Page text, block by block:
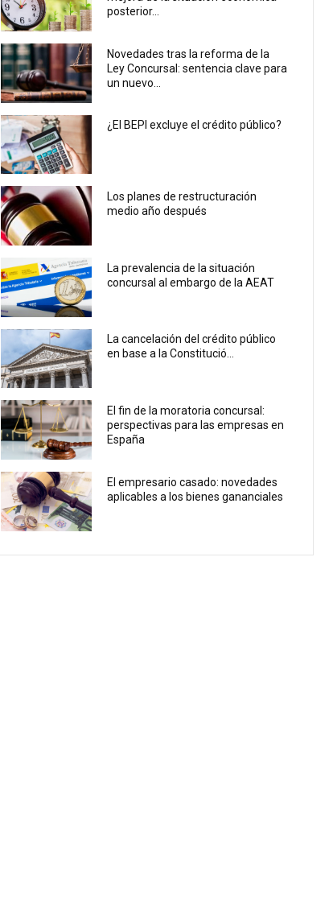
posterior...
Novedades tras la reforma de la
Ley Concursal: sentencia clave para
un nuevo...
¿El BEPI excluye el crédito público?
Los planes de restructuración
medio año después
La prevalencia de la situación
concursal al embargo de la AEAT
La cancelación del crédito público
en base a la Constitució...
El fin de la moratoria concursal:
perspectivas para las empresas en
España
El empresario casado: novedades
aplicables a los bienes gananciales